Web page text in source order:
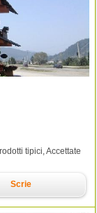
tipici, Accettate
Scrie